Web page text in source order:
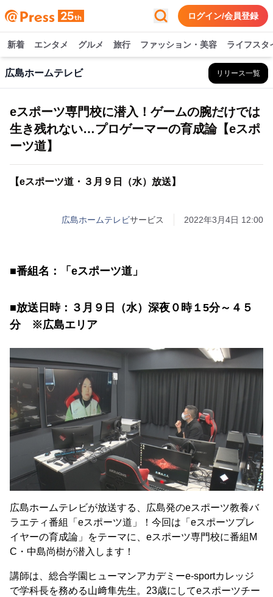
ログイン/会員登録
新着 エンタメ グルメ 旅行 ファッション・美容 ライフスタ
広島ホームテレビ リリース一覧
eスポーツ専門校に潜入！ゲームの腕だけでは
生き残れない…プロゲーマーの育成論【eスポ
ーツ道】
【eスポーツ道・３月９日（水）放送】
広島ホームテレビサービス 2022年3月4日 12:00
■番組名：「eスポーツ道」
■放送日時：３月９日（水）深夜０時１5分～４５
分 ※広島エリア
広島ホームテレビが放送する、広島発のeスポーツ教養バ
ラエティ番組「eスポーツ道」！今回は「eスポーツプレ
イヤーの育成論」をテーマに、eスポーツ専門校に番組M
C・中島尚樹が潜入します！
講師は、総合学園ヒューマンアカデミーe-sportカレッジ
で学科長を務める山﨑隼先生。23歳にしてeスポーツチー